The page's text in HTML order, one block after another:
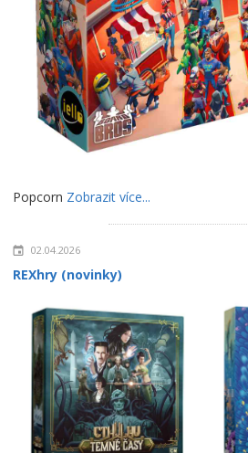
Popcorn Zobrazit více...
02.04.2026
REXhry (novinky)